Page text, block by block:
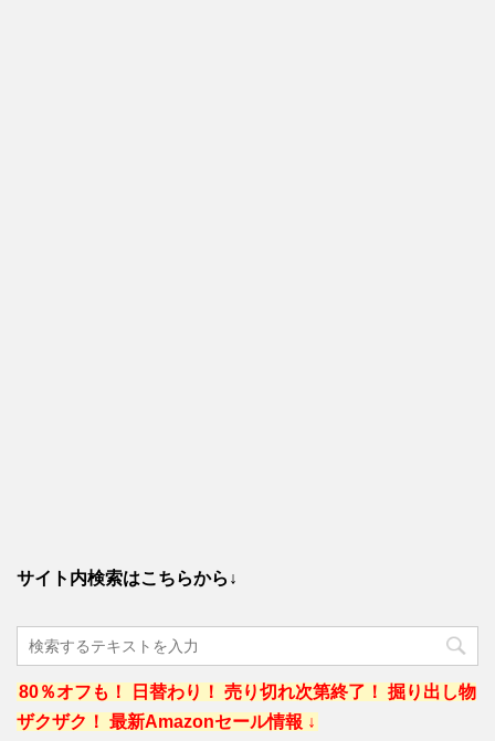
サイト内検索はこちらから↓
80％オフも！ 日替わり！ 売り切れ次第終了！ 掘り出し物
ザクザク！ 最新Amazonセール情報 ↓